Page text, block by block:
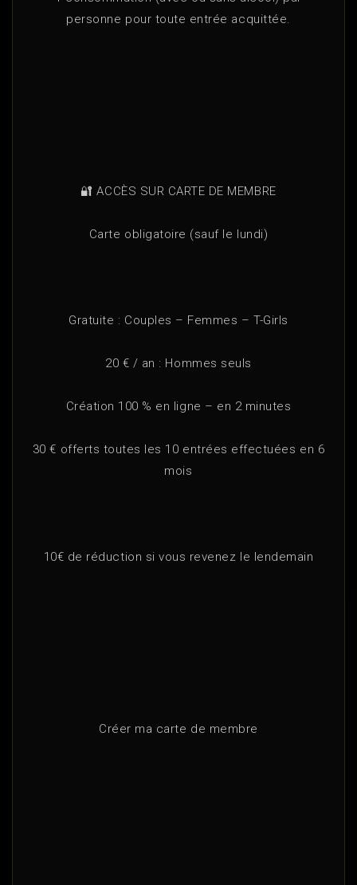
personne pour toute entrée acquittée.
🔐 ACCÈS SUR CARTE DE MEMBRE
Carte obligatoire (sauf le lundi)
Gratuite : Couples – Femmes – T-Girls
20 € / an : Hommes seuls
Création 100 % en ligne – en 2 minutes
30 € offerts toutes les 10 entrées effectuées en 6
mois
10€ de réduction si vous revenez le lendemain
Créer ma carte de membre